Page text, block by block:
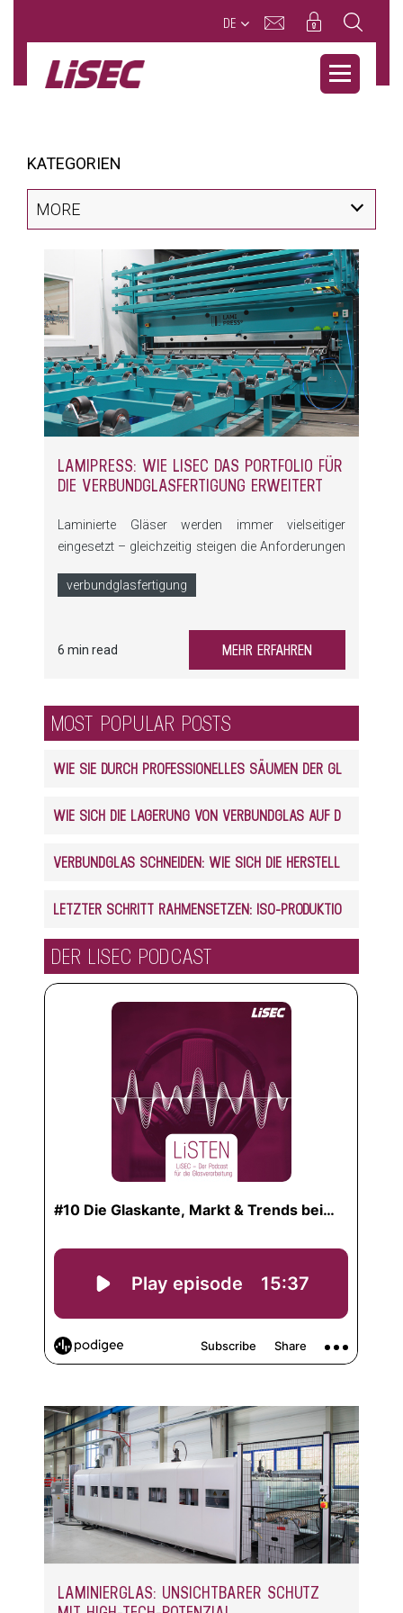
DE
KATEGORIEN
MORE
LAMIPRESS: WIE LISEC DAS PORTFOLIO FÜR
DIE VERBUNDGLASFERTIGUNG ERWEITERT
Laminierte Gläser werden immer vielseitiger
eingesetzt – gleichzeitig steigen die Anforderungen
Wirtschaftlichkeit. Die LamiPress erweitert das
und skalierbare Lösung für die VSG-Produktion.
verbundglasfertigung
6 min read MEHR ERFAHREN
MOST POPULAR POSTS
VERBUNDGLAS SCHNEIDEN: WIE SICH DIE HERSTELLUNG AUF DEN ZUSCHNITT AUSWIRKT
DER LISEC PODCAST
LAMINIERGLAS: UNSICHTBARER SCHUTZ